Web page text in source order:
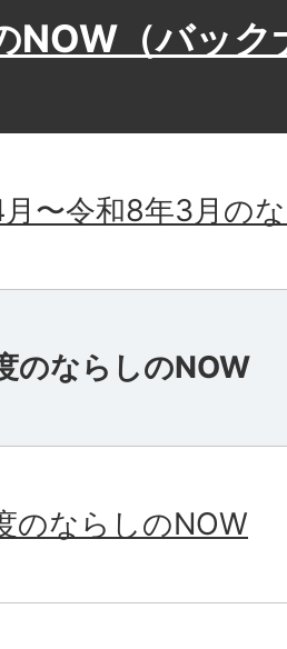
NOW（バック
〜令和8年3月の
のならしのNOW
のならしのNOW